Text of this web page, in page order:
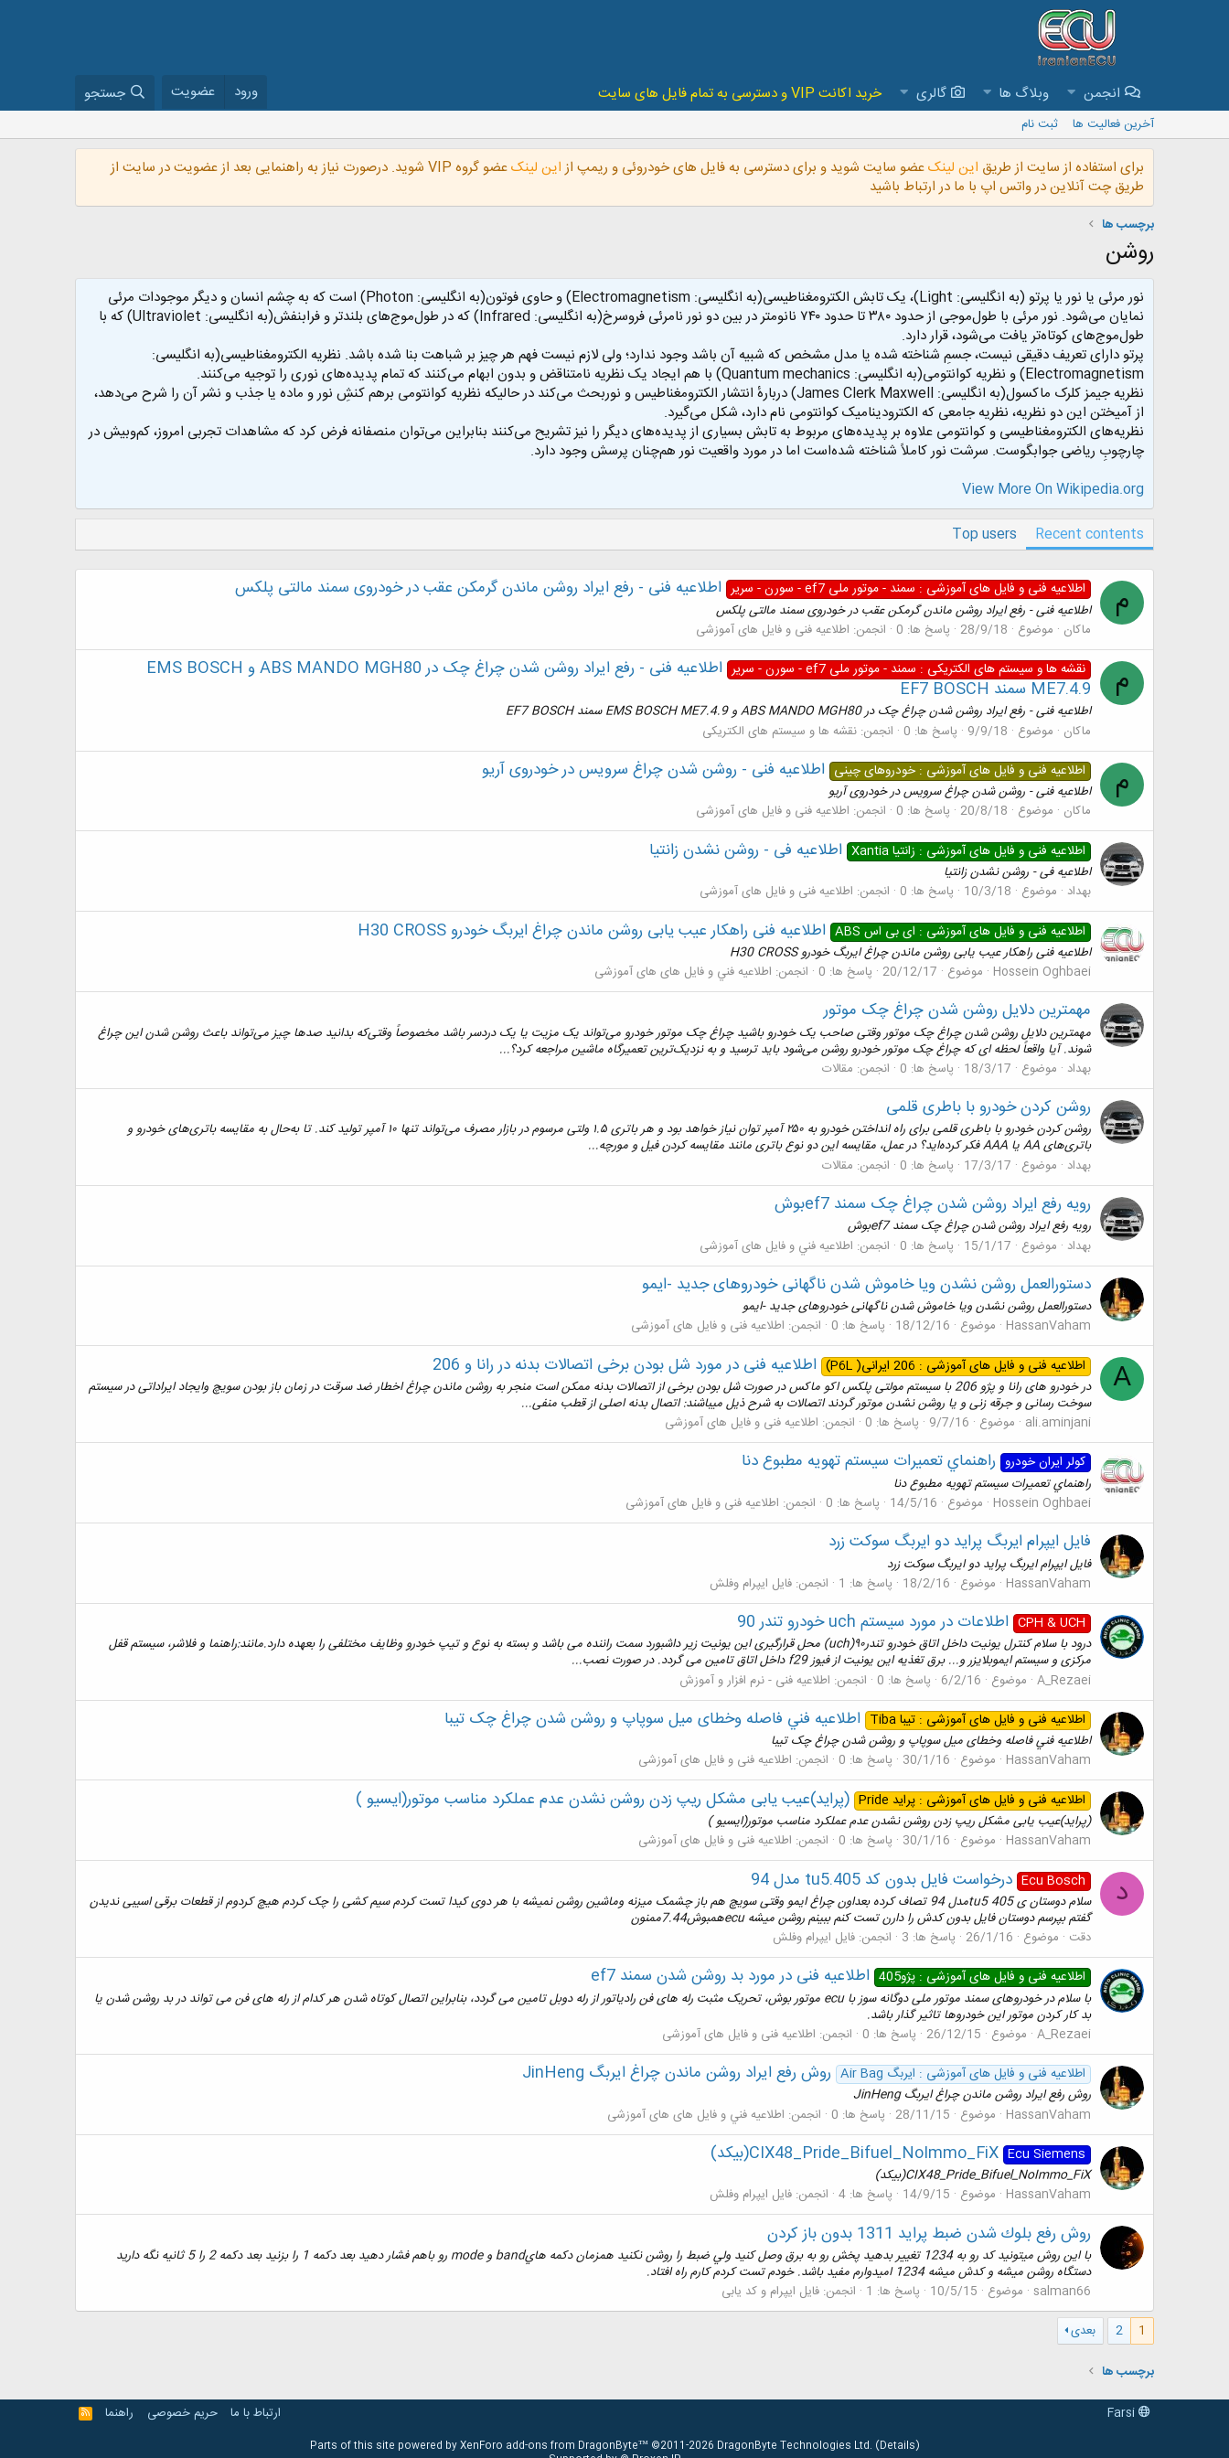
انجمن وبلاگ ها گالری خرید اکانت VIP و دسترسی به تمام فایل های سایت ورود عضویت جستجو
آخرین فعالیت ها ثبت نام
برای استفاده از سایت از طریق این لینکعضو سایت شوید و برای دسترسی به فایل های خودروئی و ریمپ ازاین لینک
عضو گروه VIP شوید. درصورت نیاز به راهنمایی بعد از عضویت در سایت از
طریق چت آنلاین در واتس اپ با ما در ارتباط باشید
برچسب ها
روشن
نور مرئی یا نور یا پرتو (به انگلیسی: Light)، یک تابش الکترومغناطیسی(به انگلیسی: Electromagnetism) و حاوی فوتون(به انگلیسی: Photon) است که به چشم انسان و دیگر موجودات مرئی
نمایان می‌شود. نور مرئی با طول‌موجی از حدود ۳۸۰ تا حدود ۷۴۰ نانومتر در بین دو نور نامرئی فروسرخ(به انگلیسی: Infrared) که در طول‌موج‌های بلندتر و فرابنفش(به انگلیسی: Ultraviolet) که با
طول‌موج‌های کوتاه‌تر یافت می‌شود، قرار دارد.
پرتو دارای تعریف دقیقی نیست، جسمِ شناخته شده یا مدل مشخص که شبیه آن باشد وجود ندارد؛ ولی لازم نیست فهم هر چیز بر شباهت بنا شده باشد. نظریه الکترومغناطیسی(به انگلیسی:
Electromagnetism) و نظریه کوانتومی(به انگلیسی: Quantum mechanics) با هم ایجاد یک نظریه نامتناقض و بدون ابهام می‌کنند که تمام پدیده‌های نوری را توجیه می‌کنند.
نظریه جیمز کلرک ماکسول(به انگلیسی: James Clerk Maxwell) دربارهٔ انتشار الکترومغناطیس و نوربحث می‌کند در حالیکه نظریه کوانتومی برهم کنشِ نور و ماده یا جذب و نشر آن را شرح می‌دهد،
از آمیختن این دو نظریه، نظریه جامعی که الکترودینامیک کوانتومی نام دارد، شکل می‌گیرد.
نظریه‌های الکترومغناطیسی و کوانتومی علاوه بر پدیده‌های مربوط به تابش بسیاری از پدیده‌های دیگر را نیز تشریح می‌کنند بنابراین می‌توان منصفانه فرض کرد که مشاهدات تجربی امروز، کم‌وبیش در
چارچوبِ ریاضی جوابگوست. سرشت نور کاملاً شناخته شده‌است اما در مورد واقعیت نور هم‌چنان پرسش وجود دارد.
View More On Wikipedia.org
Recent contents
Top users
م اطلاعیه فنی و فایل های آموزشی : سمند - موتور ملی ef7 - سورن - سریر اطلاعیه فنی - رفع ايراد روشن ماندن گرمكن عقب در خودروی سمند مالتی پلکس
اطلاعیه فنی - رفع ايراد روشن ماندن گرمكن عقب در خودروی سمند مالتی پلکس
ماکان موضوع 28/9/18 پاسخ ها: 0 انجمن: اطلاعيه فنی و فایل های آموزشی
م نقشه ها و سیستم های الکتریکی : سمند - موتور ملی ef7 - سورن - سریر
اطلاعیه فنی - رفع ايراد روشن شدن چراغ چک در ABS MANDO MGH80 و EMS BOSCH
ME7.4.9 سمند EF7 BOSCH
اطلاعیه فنی - رفع ايراد روشن شدن چراغ چک در ABS MANDO MGH80 و EMS BOSCH ME7.4.9 سمند EF7 BOSCH
ماکان موضوع 9/9/18 پاسخ ها: 0 انجمن: نقشه ها و سیستم های الکتریکی
م اطلاعیه فنی و فایل های آموزشی : خودروهای چینی اطلاعیه فنی - روشن شدن چراغ سرويس در خودروی آريو
اطلاعیه فنی - روشن شدن چراغ سرويس در خودروی آريو
ماکان موضوع 20/8/18 پاسخ ها: 0 انجمن: اطلاعیه فنی و فایل های آموزشی
اطلاعيه فنی و فایل های آموزشی : زانتیا Xantia
اطلاعیه فی - روشن نشدن زانتیا
اطلاعیه فی - روشن نشدن زانتیا
بهداد موضوع 10/3/18 پاسخ ها: 0 انجمن: اطلاعيه فنی و فایل های آموزشی
اطلاعیه فنی و فایل های آموزشی : ای بی اس ABS
اطلاعیه فنی راهکار عیب یابی روشن ماندن چراغ ایربگ خودرو H30 CROSS
اطلاعیه فنی راهکار عیب یابی روشن ماندن چراغ ایربگ خودرو H30 CROSS
Hossein Oghbaei موضوع 20/12/17 پاسخ ها: 0 انجمن: اطلاعيه فني و فایل های های آموزشی
مهمترین دلایل روشن شدن چراغ چک موتور
مهمترین دلایل روشن شدن چراغ چک موتور وقتی صاحب یک خودرو باشید چراغ چک موتور خودرو می‌تواند یک مزیت یا یک دردسر باشد مخصوصاً وقتی‌که بدانید صدها چیز می‌تواند باعث روشن شدن این چراغ
شوند. آیا واقعاً لحظه ای که چراغ چک موتور خودرو روشن می‌شود باید ترسید و به نزدیک‌ترین تعمیرگاه ماشین مراجعه کرد؟...
بهداد موضوع 18/3/17 پاسخ ها: 0 انجمن: مقالات
روشن کردن خودرو با باطری قلمی
روشن کردن خودرو با باطری قلمی برای راه انداختن خودرو به ۲۵۰ آمپر توان نیاز خواهد بود و هر باتری ۱.۵ ولتی مرسوم در بازار مصرف می‌تواند تنها ۱۰ آمپر تولید کند. تا به‌حال به مقایسه باتری‌های خودرو و
باتری‌های AA یا AAA فکر کرده‌اید؟ در عمل، مقایسه این دو نوع باتری مانند مقایسه کردن فیل و مورچه...
بهداد موضوع 17/3/17 پاسخ ها: 0 انجمن: مقالات
رویه رفع ایراد روشن شدن چراغ چک سمند ef7بوش
رویه رفع ایراد روشن شدن چراغ چک سمند ef7بوش
بهداد موضوع 15/1/17 پاسخ ها: 0 انجمن: اطلاعيه فني و فایل های آموزشی
دستورالعمل روشن نشدن ویا خاموش شدن ناگهانی خودروهای جدید -ایمو
دستورالعمل روشن نشدن ویا خاموش شدن ناگهانی خودروهای جدید -ایمو
HassanVaham موضوع 18/12/16 پاسخ ها: 0 انجمن: اطلاعيه فنی و فایل های آموزشی
A اطلاعیه فنی و فایل های آموزشی : 206 ایرانی( P6L) اطلاعیه فنی در مورد شل بودن برخی اتصالات بدنه در رانا و 206
در خودرو های رانا و پژو 206 با سیستم مولتی پلکس اکو ماکس در صورت شل بودن برخی از اتصالات بدنه ممکن است منجر به روشن ماندن چراغ اخطار ضد سرقت در زمان باز بودن سویچ وایجاد ایراداتی در سیستم
سوخت رسانی و جرقه زنی و یا روشن نشدن موتور گردند اتصالات به شرح ذیل میباشند: اتصال بدنه اصلی از قطب منفی...
ali.aminjani موضوع 9/7/16 پاسخ ها: 0 انجمن: اطلاعيه فنی و فایل های آموزشی
کولر ایران خودرو راهنماي تعميرات سيستم تهويه مطبوع دنا
راهنماي تعميرات سيستم تهويه مطبوع دنا
Hossein Oghbaei موضوع 14/5/16 پاسخ ها: 0 انجمن: اطلاعيه فنی و فایل های آموزشی
فایل ایپرام ایربگ پراید دو ایربگ سوکت زرد
فایل ایپرام ایربگ پراید دو ایربگ سوکت زرد
HassanVaham موضوع 18/2/16 پاسخ ها: 1 انجمن: فایل ایپرام وفلش
CPH & UCH اطلاعات در مورد سیستم uch خودرو تندر 90
درود با سلام کنترل یونیت داخل اتاق خودرو تندر۹۰(uch) محل قرارگیری این یونیت زیر داشبورد سمت راننده می باشد و بسته به نوع و تیپ خودرو وظایف مختلفی را بعهده دارد.مانند:راهنما و فلاشر، سیستم قفل
مرکزی و سیستم ایموبلایزر و... برق تغذیه این یونیت از فیوز f29 داخل اتاق تامین می گردد. در صورت نصب...
A_Rezaei موضوع 6/2/16 پاسخ ها: 0 انجمن: اطلاعیه فنی - نرم افزار و آموزش
اطلاعيه فنی و فایل های آموزشی : تیبا Tiba
اطلاعيه فني فاصله وخطای ميل سوپاپ و روشن شدن چراغ چک تیبا
اطلاعيه فني فاصله وخطای ميل سوپاپ و روشن شدن چراغ چک تیبا
HassanVaham موضوع 30/1/16 پاسخ ها: 0 انجمن: اطلاعيه فنی و فایل های آموزشی
اطلاعيه فنی و فایل های آموزشی : پراید Pride
(پراید)عیب یابی مشکل ریپ زدن روشن نشدن عدم عملکرد مناسب موتور(ایسیو )
(پراید)عیب یابی مشکل ریپ زدن روشن نشدن عدم عملکرد مناسب موتور(ایسیو )
HassanVaham موضوع 30/1/16 پاسخ ها: 0 انجمن: اطلاعيه فنی و فایل های آموزشی
د Ecu Bosch درخواست فایل بدون کد 405.tu5 مدل 94
سلام دوستان ی 405 tu5مدل 94 تصاف کرده بعداون چراغ ایمو وقتی سویچ هم باز چشمک میزنه وماشین روشن نمیشه با هر دوی کیدا تست کردم سیم کشی را چک کردم هیچ کردوم از قطعات برقی اسیبی ندیدن
گفتم بپرسم دوستان فایل بدون کدش را دارن تست کنم ببینم روشن میشه ecuهمبوش7.44ممنون
دقت موضوع 26/1/16 پاسخ ها: 3 انجمن: فایل ایپرام وفلش
اطلاعیه فنی و فایل های آموزشی : پژو405
اطلاعیه فنی در مورد بد روشن شدن سمند ef7
با سلام در خودروهای سمند موتور ملی دوگانه سوز با ecu موتور بوش، تحریک مثبت رله های فن رادیاتور از رله دوبل تامین می گردد، بنابراین اتصال کوتاه شدن هر کدام از رله های فن می تواند در بد روشن شدن یا
بد کار کردن موتور این خودروها تاثیر گذار باشد.
A_Rezaei موضوع 26/12/15 پاسخ ها: 0 انجمن: اطلاعيه فنی و فایل های آموزشی
اطلاعیه فنی و فایل های آموزشی : ایربگ Air Bag
روش رفع ايراد روشن ماندن چراغ ايربگ JinHeng
روش رفع ايراد روشن ماندن چراغ ايربگ JinHeng
HassanVaham موضوع 28/11/15 پاسخ ها: 0 انجمن: اطلاعيه فني و فایل های های آموزشی
Ecu Siemens CIX48_Pride_Bifuel_NoImmo_FiX(بیکد)
CIX48_Pride_Bifuel_NoImmo_FiX(بیکد)
HassanVaham موضوع 14/9/15 پاسخ ها: 4 انجمن: فایل ایپرام وفلش
روش رفع بلوك شدن ضبط پرايد 1311 بدون باز كردن
با اين روش ميتونيد کد رو به 1234 تغيير بدهيد پخش رو به برق وصل کنيد ولي ضبط را روشن نکنيد همزمان دکمه هايband و mode رو باهم فشار دهيد بعد دکمه 1 را بزنيد بعد دکمه 2 را 5 ثانيه نگه داريد
دستگاه روشن ميشه و کدش ميشه 1234 اميدوارم مفيد باشد. خودم تست كردم كارم راه افتاد.
salman66 موضوع 10/5/15 پاسخ ها: 1 انجمن: فایل ایپرام و کد یابی
1
2 بعدی
برچسب ها
ارتباط با ما حریم خصوصی راهنما
R
S
Parts of this site powered byXenForo add-ons from DragonByte™©2011-2026 DragonByte Technologies Ltd. (Details)